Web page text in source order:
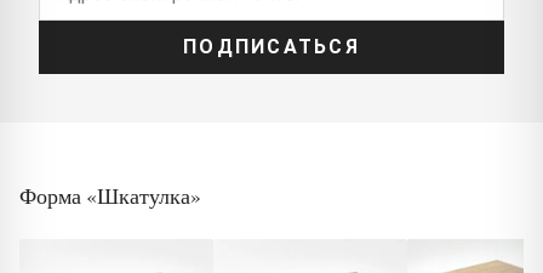
ПОДПИСАТЬСЯ
Форма «Шкатулка»